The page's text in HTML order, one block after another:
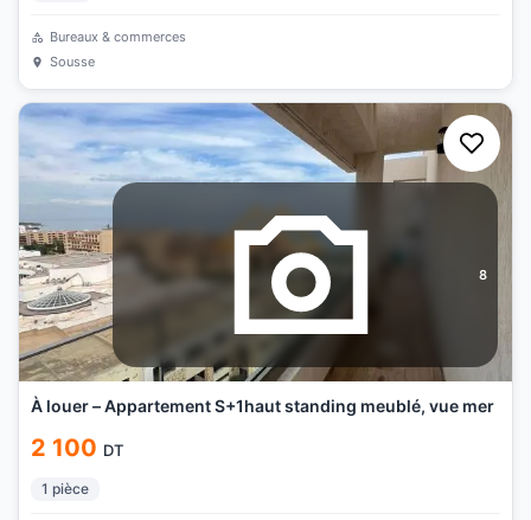
Bureaux & commerces
Sousse
8
À louer – Appartement S+1haut standing meublé, vue mer
2 100 DT
1 pièce